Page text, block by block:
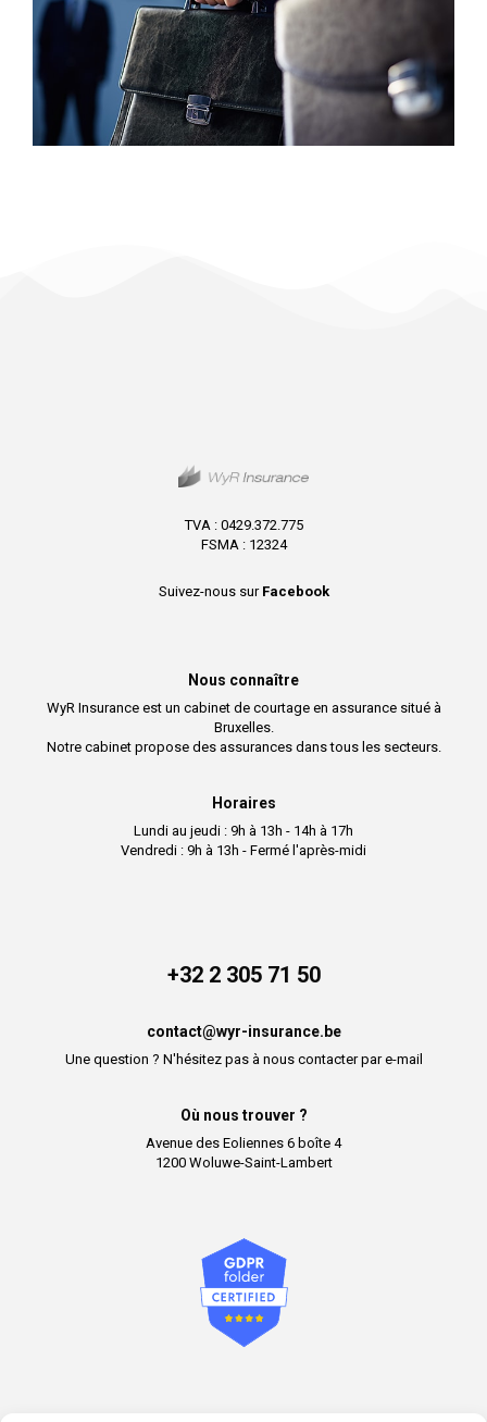
TVA : 0429.372.775
FSMA : 12324
Suivez-nous sur Facebook
Nous connaître
WyR Insurance est un cabinet de courtage en assurance situé à
Bruxelles.
Notre cabinet propose des assurances dans tous les secteurs.
Horaires
Lundi au jeudi : 9h à 13h - 14h à 17h
Vendredi : 9h à 13h - Fermé l'après-midi
+32 2 305 71 50
contact@wyr-insurance.be
Une question ? N'hésitez pas à nous contacter par e-mail
Où nous trouver ?
Avenue des Eoliennes 6 boîte 4
1200 Woluwe-Saint-Lambert